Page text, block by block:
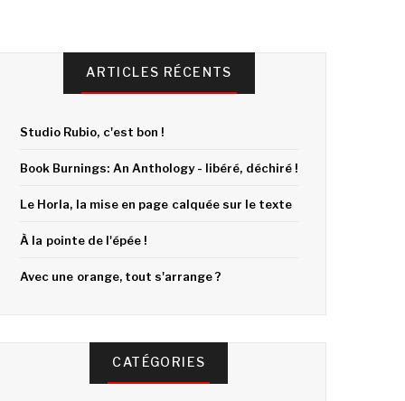
ARTICLES RÉCENTS
Studio Rubio, c'est bon !
Book Burnings: An Anthology - libéré, déchiré !
Le Horla, la mise en page calquée sur le texte
À la pointe de l'épée !
Avec une orange, tout s'arrange ?
CATÉGORIES